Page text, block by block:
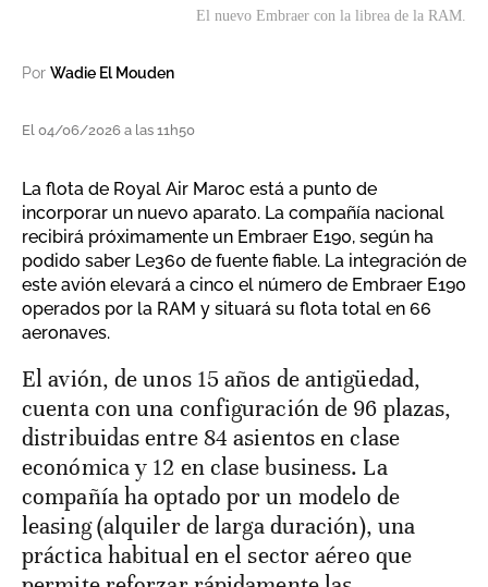
El nuevo Embraer con la librea de la RAM.
Por Wadie El Mouden
El 04/06/2026 a las 11h50
La flota de Royal Air Maroc está a punto de
incorporar un nuevo aparato. La compañía nacional
recibirá próximamente un Embraer E190, según ha
podido saber Le360 de fuente fiable. La integración de
este avión elevará a cinco el número de Embraer E190
operados por la RAM y situará su flota total en 66
aeronaves.
El avión, de unos 15 años de antigüedad,
cuenta con una configuración de 96 plazas,
distribuidas entre 84 asientos en clase
económica y 12 en clase business. La
compañía ha optado por un modelo de
leasing (alquiler de larga duración), una
práctica habitual en el sector aéreo que